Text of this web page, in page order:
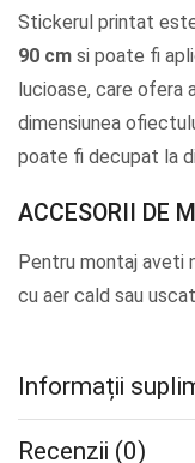
Stickerul printat
90 cm si poate fi
lucioase, care ofera
dimensiunea
poate fi decupat la
ACCESORII DE
Pentru montaj aveti
cu aer cald sau
Informații
Recenzii (0)